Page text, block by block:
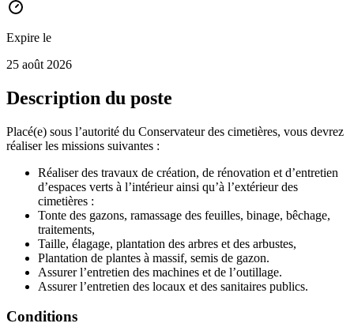
Expire le
25 août 2026
Description du poste
Placé(e) sous l’autorité du Conservateur des cimetières, vous devrez
réaliser les missions suivantes :
Réaliser des travaux de création, de rénovation et d’entretien
d’espaces verts à l’intérieur ainsi qu’à l’extérieur des
cimetières :
Tonte des gazons, ramassage des feuilles, binage, bêchage,
traitements,
Taille, élagage, plantation des arbres et des arbustes,
Plantation de plantes à massif, semis de gazon.
Assurer l’entretien des machines et de l’outillage.
Assurer l’entretien des locaux et des sanitaires publics.
Conditions